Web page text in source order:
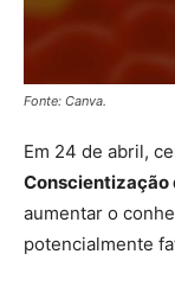
Fonte: Canva.
Em 24 de abril,
Conscientização
aumentar o
potencialmente